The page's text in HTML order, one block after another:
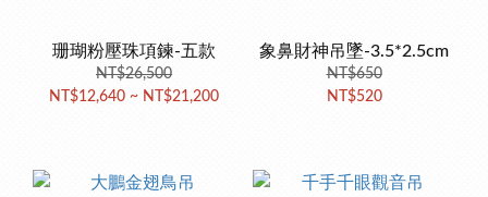
珊瑚粉壓珠項鍊-五款
NT$26,500
NT$12,640 ~ NT$21,200
象鼻財神吊墜-3.5*2.5cm
NT$650
NT$520